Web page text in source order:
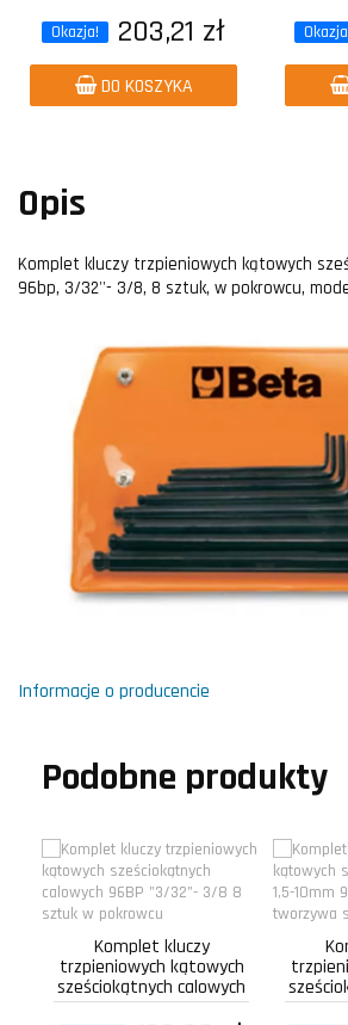
Okazja! 203,21 zł
DO KOSZYKA
Opis
Komplet kluczy trzpieniowych kątowych
96bp, 3/32''- 3/8, 8 sztuk, w pokrowcu,
Informacje o producencie
Podobne produkty
Komplet kluczy
trzpieniowych kątowych
sześciokątnych calowych
96BP "3/32"- 3/8 8